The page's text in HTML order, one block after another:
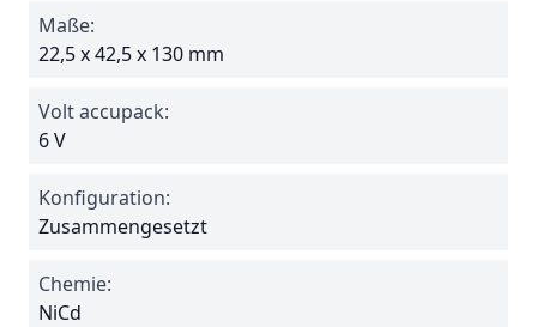
Maße:
22,5 x 42,5 x 130 mm
Volt accupack:
6 V
Konfiguration:
Zusammengesetzt
Chemie:
NiCd